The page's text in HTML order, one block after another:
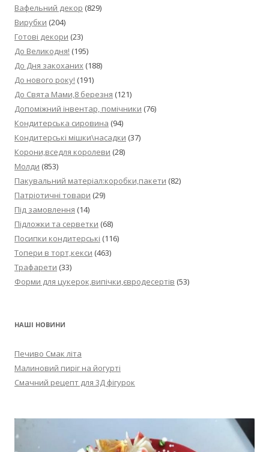
Вафельний декор (829)
Вирубки (204)
Готові декори (23)
До Великодня! (195)
До Дня закоханих (188)
До нового року! (191)
До Свята Мами,8 березня (121)
Допоміжний інвентар, помічники (76)
Кондитерська сировина (94)
Кондитерські мішки\насадки (37)
Корони,вседля королеви (28)
Молди (853)
Пакувальний матеріал:коробки,пакети (82)
Патріотичні товари (29)
Під замовлення (14)
Підложки та серветки (68)
Посипки кондитерські (116)
Топери в торт,кекси (463)
Трафарети (33)
Форми для цукерок,випічки,євродесертів (53)
НАШІ НОВИНИ
Печиво Смак літа
Малиновий пиріг на йогурті
Смачний рецепт для 3Д фігурок